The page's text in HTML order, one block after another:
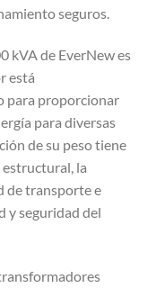
seguros.
kVA de EverNew es
está
para proporcionar
para diversas
de su peso tiene
la
de transporte e
y seguridad del